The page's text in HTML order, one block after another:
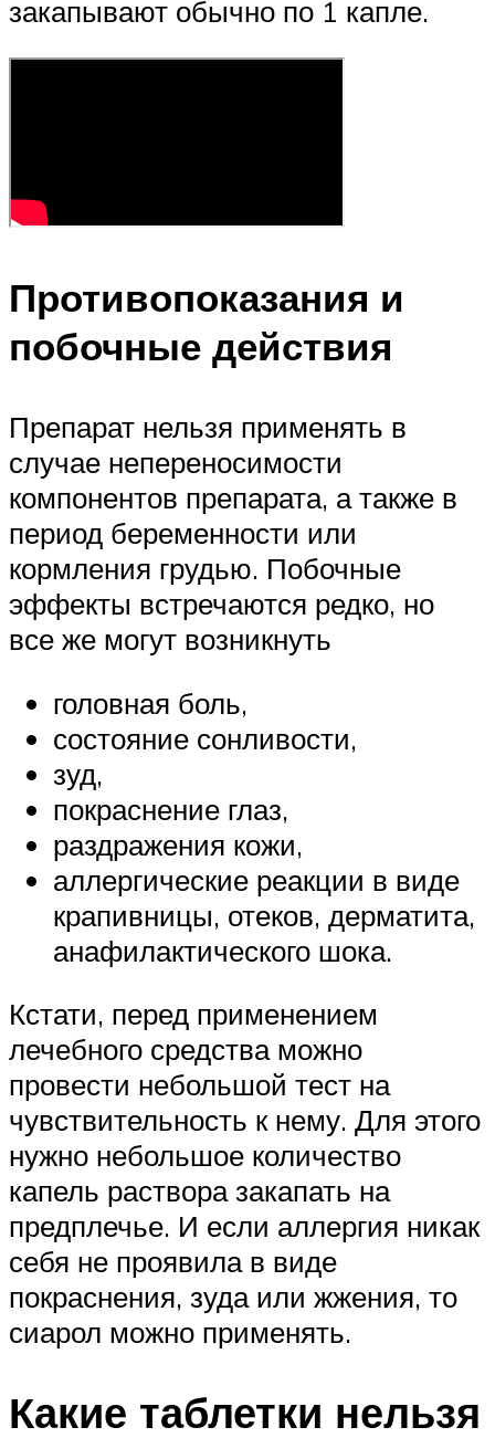
закапывают обычно по 1 капле.
Противопоказания и
побочные действия
Препарат нельзя применять в
случае непереносимости
компонентов препарата, а также в
период беременности или
кормления грудью. Побочные
эффекты встречаются редко, но
все же могут возникнуть
головная боль,
состояние сонливости,
зуд,
покраснение глаз,
раздражения кожи,
аллергические реакции в виде
крапивницы, отеков, дерматита,
анафилактического шока.
Кстати, перед применением
лечебного средства можно
провести небольшой тест на
чувствительность к нему. Для этого
нужно небольшое количество
капель раствора закапать на
предплечье. И если аллергия никак
себя не проявила в виде
покраснения, зуда или жжения, то
сиарол можно применять.
Какие таблетки нельзя